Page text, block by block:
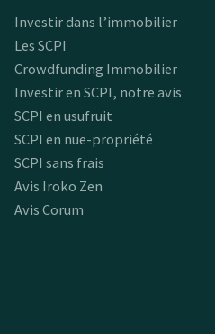
Investir dans l’immobilier
Les SCPI
Crowdfunding Immobilier
Investir en SCPI, notre avis
SCPI en usufruit
SCPI en nue-propriété
SCPI sans frais
Avis Iroko Zen
Avis Corum